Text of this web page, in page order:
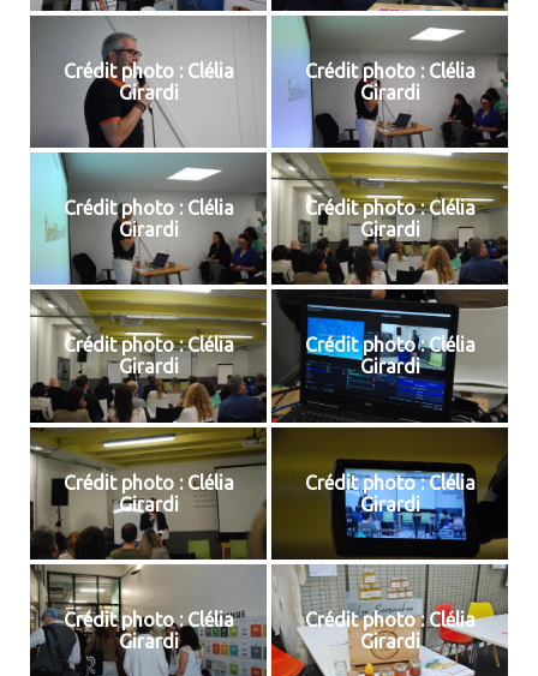
Crédit photo : Clélia
Girardi
Crédit photo : Clélia
Girardi
Crédit photo : Clélia
Girardi
Crédit photo : Clélia
Girardi
Crédit photo : Clélia
Girardi
Crédit photo : Clélia
Girardi
Crédit photo : Clélia
Girardi
Crédit photo : Clélia
Girardi
Crédit photo : Clélia
Girardi
Crédit photo : Clélia
Girardi